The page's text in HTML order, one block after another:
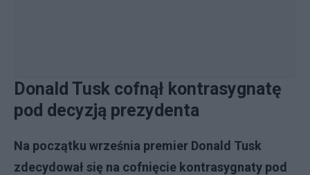
Donald Tusk cofnął kontrasygnatę
pod decyzją prezydenta
Na początku września premier Donald Tusk
zdecydował się na cofnięcie kontrasygnaty pod